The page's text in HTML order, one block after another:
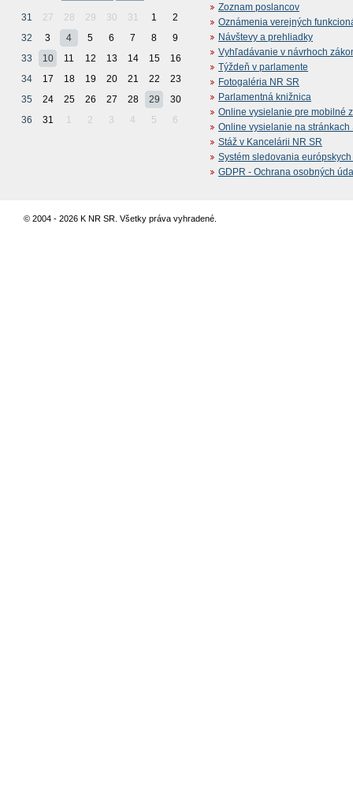
31 27 28 29 30 31 1
2
32
3 4 5 6 7 8
9
33
10 11 12 13 14 15
16
34
17 18 19 20 21 22
23
35
24 25 26 27 28 29
30
36
31 1 2 3 4 5 6
Zoznam poslancov
Oznámenia verejných
Návštevy a prehliadky
Vyhľadávanie v návrhoch
Týždeň v parlamente
Fotogaléria NR SR
Parlamentná knižnica
Online vysielanie pre mobilné
Online vysielanie na stránkach
Stáž v Kancelárii NR SR
Systém sledovania
GDPR - Ochrana osobných
© 2004 - 2026 K NR SR. Všetky práva vyhradené.